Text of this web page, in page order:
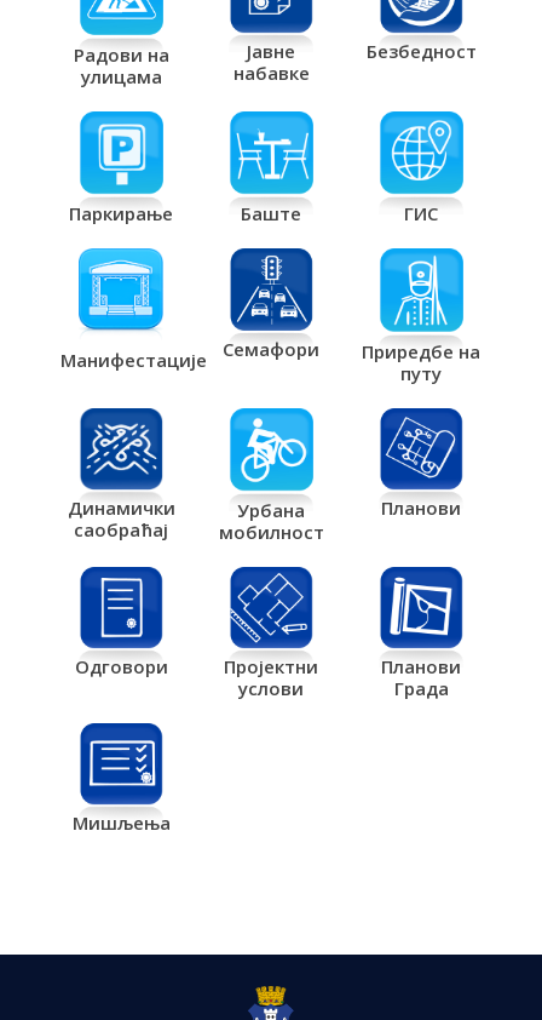
Радови на
улицама
Јавне
набавке
Безбедност
Паркирање Баште ГИС
Манифестације Семафори
Приредбе на
путу
Динамички
саобраћај
Урбана
мобилност
Планови
Одговори
Пројектни
услови
Планови
Града
Мишљења